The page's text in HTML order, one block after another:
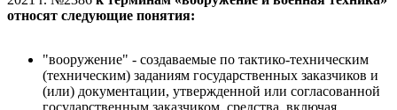
относят следующие понятия:
"вооружение" - создаваемые по тактико-техническим
(техническим) заданиям государственных заказчиков и
(или) документации, утвержденной или согласованной
государственным заказчиком, средства, включая